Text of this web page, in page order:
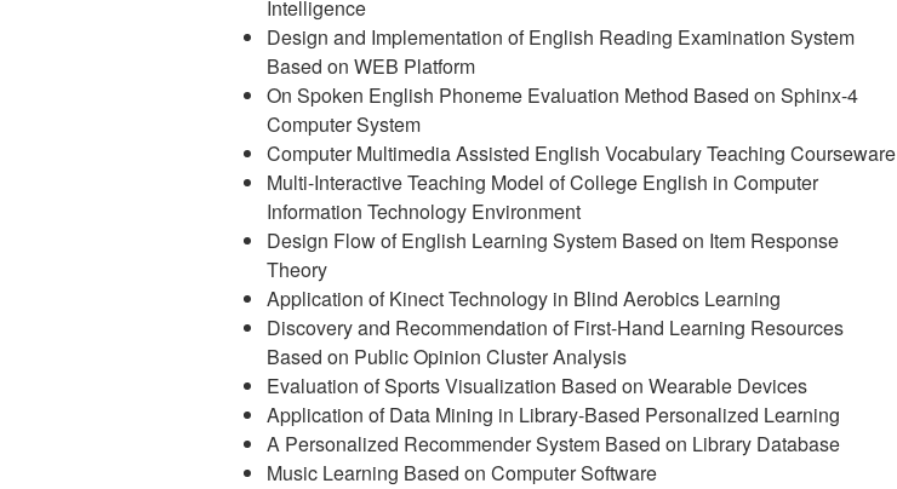
Intelligence
Design and Implementation of English Reading Examination System
Based on WEB Platform
On Spoken English Phoneme Evaluation Method Based on Sphinx-4
Computer System
Computer Multimedia Assisted English Vocabulary Teaching Courseware
Multi-Interactive Teaching Model of College English in Computer
Information Technology Environment
Design Flow of English Learning System Based on Item Response
Theory
Application of Kinect Technology in Blind Aerobics Learning
Discovery and Recommendation of First-Hand Learning Resources
Based on Public Opinion Cluster Analysis
Evaluation of Sports Visualization Based on Wearable Devices
Application of Data Mining in Library-Based Personalized Learning
A Personalized Recommender System Based on Library Database
Music Learning Based on Computer Software